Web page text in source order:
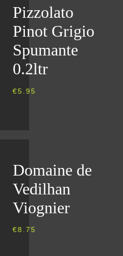
Pizzolato
Pinot Grigio
Spumante
0.2ltr
€5.95
Domaine de
Vedilhan
Viognier
€8.75